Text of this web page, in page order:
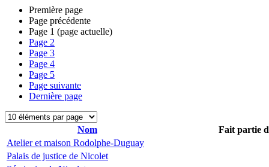
Première page
Page précédente
Page 1 (page actuelle)
Page 2
Page 3
Page 4
Page 5
Page suivante
Dernière page
Nom
Fait partie
Atelier et maison Rodolphe-Duguay
Palais de justice de Nicolet